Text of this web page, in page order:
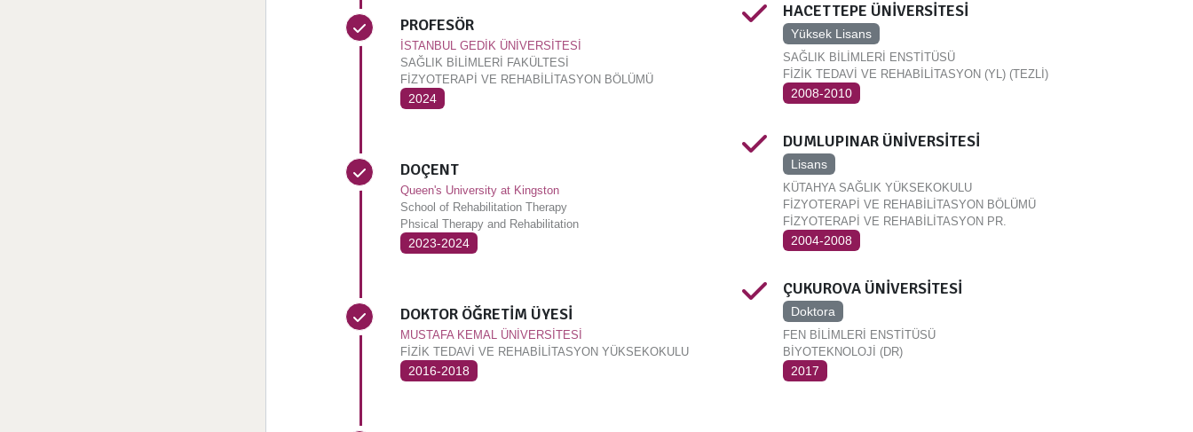
PROFESÖR
İSTANBUL GEDİK ÜNİVERSİTESİ
SAĞLIK BİLİMLERİ FAKÜLTESİ
FİZYOTERAPİ VE REHABİLİTASYON BÖLÜMÜ
2024
DOÇENT
Queen's University at Kingston
School of Rehabilitation Therapy
Phsical Therapy and Rehabilitation
2023-2024
DOKTOR ÖĞRETİM ÜYESİ
MUSTAFA KEMAL ÜNİVERSİTESİ
FİZİK TEDAVİ VE REHABİLİTASYON YÜKSEKOKULU
2016-2018
HACETTEPE ÜNİVERSİTESİ
Yüksek Lisans
SAĞLIK BİLİMLERİ ENSTİTÜSÜ
FİZİK TEDAVİ VE REHABİLİTASYON (YL) (TEZLİ)
2008-2010
DUMLUPINAR ÜNİVERSİTESİ
Lisans
KÜTAHYA SAĞLIK YÜKSEKOKULU
FİZYOTERAPİ VE REHABİLİTASYON BÖLÜMÜ
FİZYOTERAPİ VE REHABİLİTASYON PR.
2004-2008
ÇUKUROVA ÜNİVERSİTESİ
Doktora
FEN BİLİMLERİ ENSTİTÜSÜ
BİYOTEKNOLOJİ (DR)
2017